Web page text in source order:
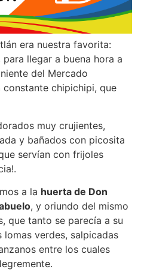
era nuestra favorita:
llegar a buena hora a
del Mercado
constante chipichipi, que
muy crujientes,
y bañados con picosita
servían con frijoles
a la huerta de Don
, y oriundo del mismo
que tanto se parecía a su
lomas verdes, salpicadas
entre los cuales